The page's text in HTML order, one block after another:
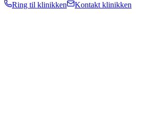
Ring til klinikken
Kontakt klinikken